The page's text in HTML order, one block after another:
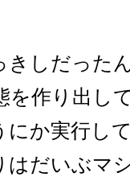
きしだった
を作り出し
にか実行し
はだいぶマ